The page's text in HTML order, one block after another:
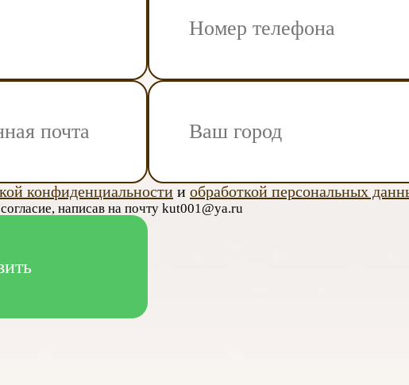
конфиденциальности и обработкой персональных
написав на почту kut001@ya.ru